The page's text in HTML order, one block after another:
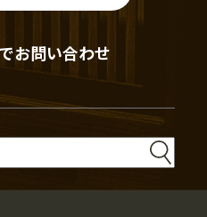
お問い合わせ